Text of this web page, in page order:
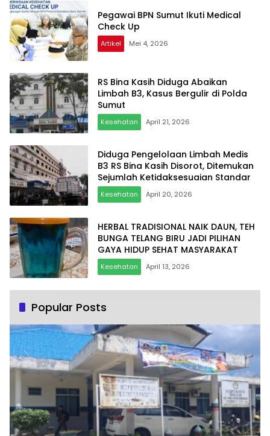
Pegawai BPN Sumut Ikuti Medical
Check Up
Artikel Mei 4, 2026
RS Bina Kasih Diduga Abaikan
Limbah B3, Kasus Bergulir di Polda
Sumut
Kesehatan April 21, 2026
Diduga Pengelolaan Limbah Medis
B3 RS Bina Kasih Disorot, Ditemukan
Sejumlah Ketidaksesuaian Standar
Kesehatan April 20, 2026
HERBAL TRADISIONAL NAIK DAUN, TEH
BUNGA TELANG BIRU JADI PILIHAN
GAYA HIDUP SEHAT MASYARAKAT
Kesehatan April 13, 2026
Popular Posts